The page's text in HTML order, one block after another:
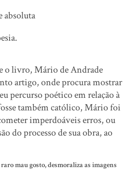
absoluta
Mário de Andrade
artigo, onde procura mostrar
percurso poético em relação à
também católico, Mário foi
imperdoáveis erros, ou
do processo de sua obra, ao
mau gosto, desmoraliza as imagens